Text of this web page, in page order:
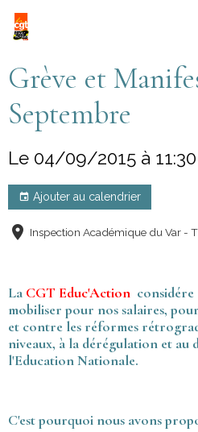
Grève et
Septembre
Le 04/09/2015 à 11:30
Ajouter au calendrier
Inspection Académique du Var -
La CGT Educ'Action
mobiliser pour nos salaires,
et contre les réformes
niveaux, à la dérégulation et au
l'Education Nationale.
C'est pourquoi nous avons